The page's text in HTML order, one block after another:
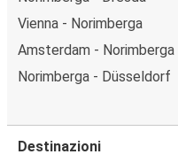
Vienna - Norimberga
Amsterdam - Norimberga
Norimberga - Düsseldorf
Destinazioni